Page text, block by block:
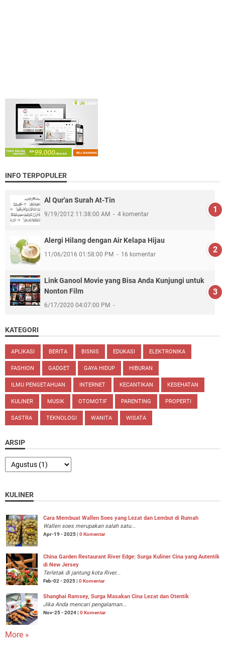
INFO TERPOPULER
Al Qur'an Surah At-Tin
9/19/2012 11:38:00 AM 4 komentar
Alergi Hilang dengan Air Kelapa Hijau
11/06/2016 01:58:00 PM 16 komentar
Link Ganool Movie yang Bisa Anda Kunjungi untuk
Nonton Film
6/17/2020 04:07:00 PM
KATEGORI
APLIKASI BERITA BISNIS EDUKASI ELEKTRONIKA
FASHION GADGET GAYA HIDUP HIBURAN
ILMU PENGETAHUAN INTERNET KECANTIKAN KESEHATAN
KULINER MUSIK OTOMOTIF PARENTING PROPERTI
SASTRA TEKNOLOGI WANITA WISATA
ARSIP
KULINER
Cara Membuat Wallen Soes yang Lezat dan Lembut di Rumah
Wallen soes merupakan salah satu...
Apr-19 - 2025 | 0 Komentar
China Garden Restaurant River Edge: Surga Kuliner Cina yang Autentik
di New Jersey
Terletak di jantung kota River...
Feb-02 - 2025 | 0 Komentar
Shanghai Ramsey, Surga Masakan Cina Lezat dan Otentik
Jika Anda mencari pengalaman...
Nov-25 - 2024 | 0 Komentar
More »